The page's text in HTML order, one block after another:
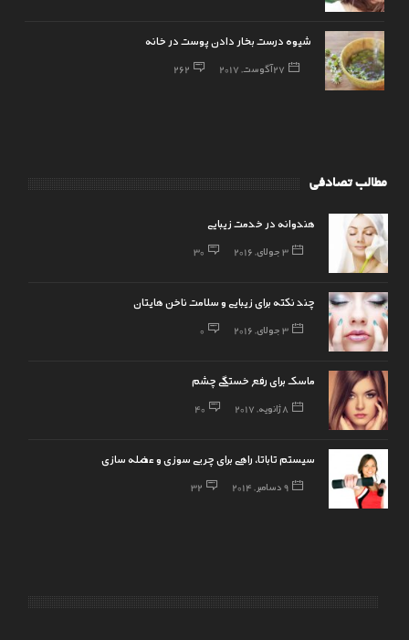
شیوه درست بخار دادن پوست در خانه
27 آگوست, 2017 262
مطالب تصادفی
هندوانه در خدمت زیبایی
3 جولای, 2016 30
چند نکته برای زیبایی و سلامت ناخن هایتان
3 جولای, 2016 0
ماسک برای رفع خستگی چشم
8 ژانویه, 2017 40
سیستم تاباتا، راهی برای چربی سوزی و عضله سازی
9 دسامبر, 2014 32